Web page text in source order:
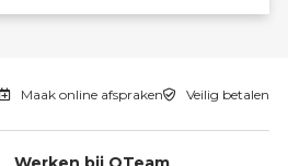
Maak online afspraken Veilig betalen